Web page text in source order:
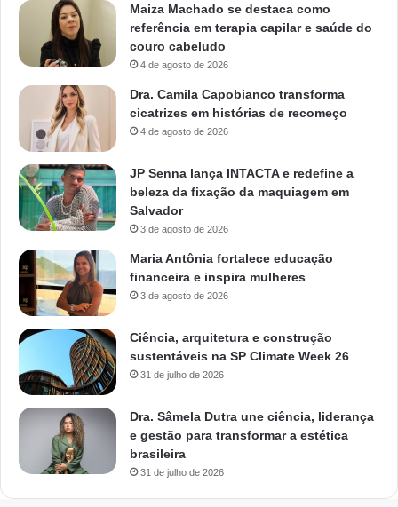
Maiza Machado se destaca como
referência em terapia capilar e saúde do
couro cabeludo
4 de agosto de 2026
Dra. Camila Capobianco transforma
cicatrizes em histórias de recomeço
4 de agosto de 2026
JP Senna lança INTACTA e redefine a
beleza da fixação da maquiagem em
Salvador
3 de agosto de 2026
Maria Antônia fortalece educação
financeira e inspira mulheres
3 de agosto de 2026
Ciência, arquitetura e construção
sustentáveis na SP Climate Week 26
31 de julho de 2026
Dra. Sâmela Dutra une ciência, liderança
e gestão para transformar a estética
brasileira
31 de julho de 2026